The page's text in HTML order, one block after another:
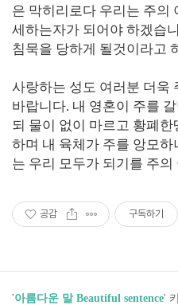
은 막히리로다 우리는 주의
세하는자가 되어야 하겠습
침묵을 당하게 될것이라고
사랑하는 성도 여러분 더욱
바랍니다. 내 영혼이 주를
되 물이 없이 마르고 황폐
하며 내 육체가 주를 앙모하
는 우리 모두가 되기를 주
공감 구독하기
'아름다운 말 Beautiful sentence'